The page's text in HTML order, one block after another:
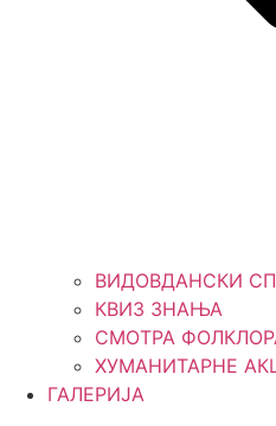
ВИДОВДАНСКИ
КВИЗ ЗНАЊА
СМОТРА
ХУМАНИТАРНЕ
ГАЛЕРИЈА